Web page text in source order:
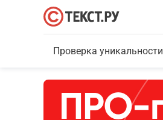
Проверка уникальности